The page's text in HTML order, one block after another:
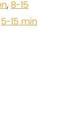
, 8-15
5-15 min